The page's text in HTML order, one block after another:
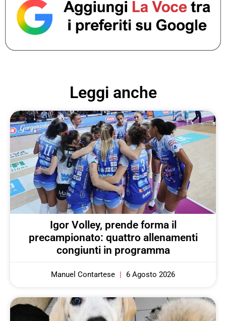
Leggi anche
Igor Volley, prende forma il
precampionato: quattro allenamenti
congiunti in programma
Manuel Contartese 6 Agosto 2026